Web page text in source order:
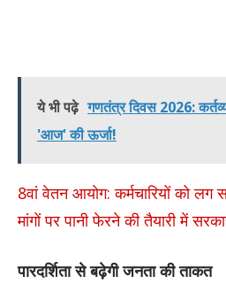
ये भी पढ़े गणतंत्र दिवस 2026:
'आज' की ऊर्जा!
8वां वेतन आयोग: कर्मचारियों को
मांगों पर पानी फेरने की तैयारी में
पारदर्शिता से बढ़ेगी जनता की ताकत